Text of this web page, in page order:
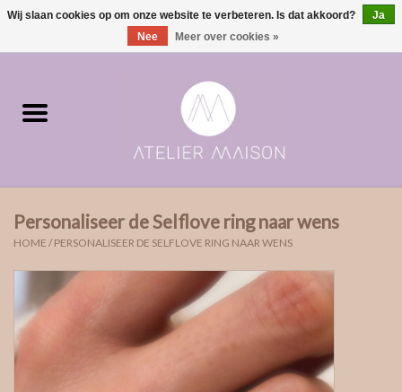
0 Artikelen - €0,00
Moments | verloving & geboorte
ONE of ONE
The Wedding collectie
Soulmates
Personaliseer de Selflove ring naar wens
HOME /PERSONALISEER DE SELFLOVE RING NAAR WENS
Wij slaan cookies op om onze website te verbeteren. Is dat akkoord?
Ja
Nee
Meer over cookies »